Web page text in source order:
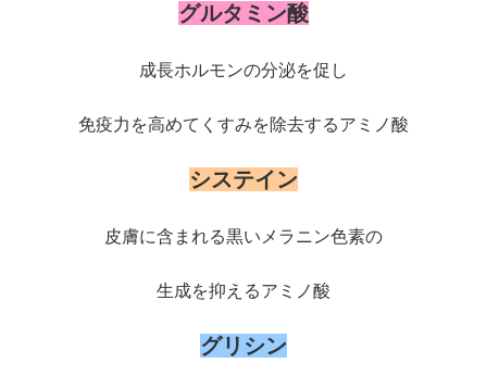
グルタミン酸
成長ホルモンの分泌を促し
免疫力を高めてくすみを除去するアミノ酸
システイン
皮膚に含まれる黒いメラニン色素の
生成を抑えるアミノ酸
グリシン